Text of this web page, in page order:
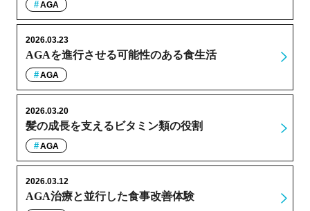
AGA
AGAを進行させる可能性のある食生活
2026.03.23
AGA
髪の成長を支えるビタミン類の役割
2026.03.20
AGA
AGA治療と並行した食事改善体験
2026.03.12